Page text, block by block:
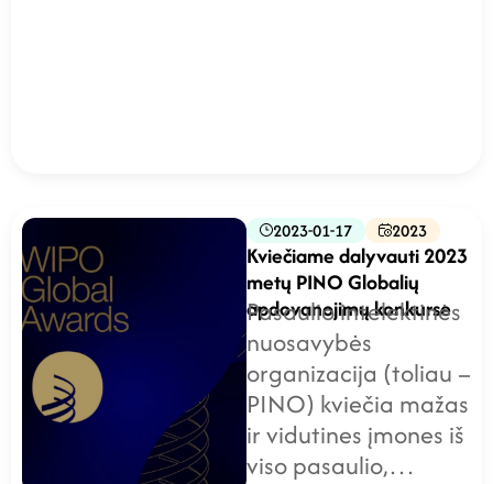
2023-01-17 2023
Kviečiame dalyvauti 2023
metų PINO Globalių
apdovanojimų konkurse
Pasaulio intelektinės
nuosavybės
organizacija (toliau –
PINO) kviečia mažas
ir vidutines įmones iš
viso pasaulio,…